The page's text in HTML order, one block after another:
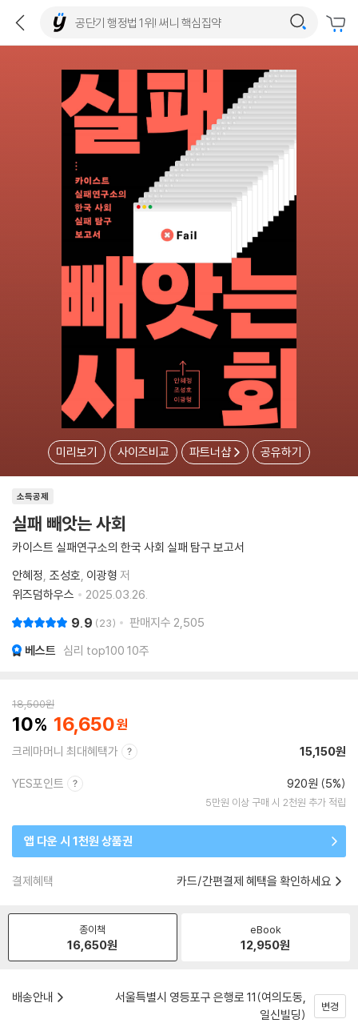
미리보기 사이즈비교 파트너샵 공유하기
소득공제
실패 빼앗는 사회
카이스트 실패연구소의 한국 사회 실패 탐구 보고서
안혜정 조성호 이광형 저
위즈덤하우스
2025.03.26.
9.9 23 판매지수 2,505
베스트 심리 top100 10주
18,500원
10 16,650
크레마머니 최대혜택가 15,150원
YES포인트 920원 (5%)
5만원 이상 구매 시 2천원 추가 적립
앱 다운 시 1천원 상품권
결제혜택 카드/간편결제 혜택을 확인하세요
종이책
16,650원
eBook
12,950원
배송안내
서울특별시 영등포구 은행로 11(여의도동,
일신빌딩)
변경